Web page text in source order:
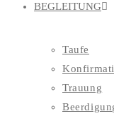
BEGLEITUNG
Taufe
Trauung